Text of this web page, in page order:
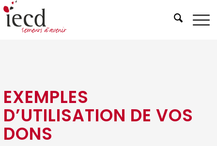
EXEMPLES
D’UTILISATION DE VOS
DONS